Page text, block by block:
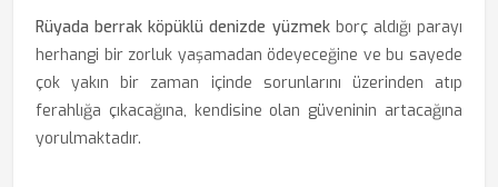
Rüyada berrak köpüklü denizde yüzmekborç aldığı parayı
herhangi bir zorluk yaşamadan ödeyeceğine ve bu sayede
çok yakın bir zaman içinde sorunlarını üzerinden atıp
ferahlığa çıkacağına, kendisine olan güveninin artacağına
yorulmaktadır.